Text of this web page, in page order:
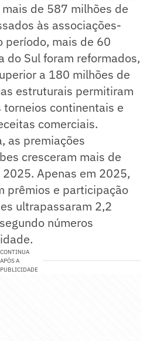
de 587 milhões de
às associações-
período, mais de 60
do Sul foram reformados,
a 180 milhões de
estruturais permitiram
continentais e
comerciais.
as premiações
cresceram mais de
Apenas em 2025,
prêmios e participação
ultrapassaram 2,2
números
CONTINUA
APÓS A
PUBLICIDADE